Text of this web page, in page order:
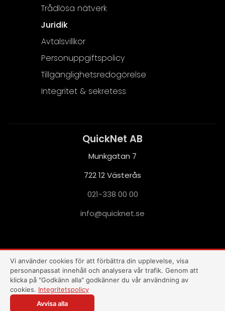
Trådlösa nätverk
Juridik
Avtalsvillkor
Personuppgiftspolicy
Tillgänglighetsredogörelse
Integritet & sekretess
QuickNet AB
Munkgatan 7
722 12 Västerås
021-338 00 00
es.te
nkciu
q@ofn
i
This site is protected by reCAPTCHA and the Google